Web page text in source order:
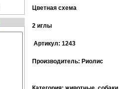
Цветная cхема
2 иглы
Артикул: 1243
Производитель: Риолис